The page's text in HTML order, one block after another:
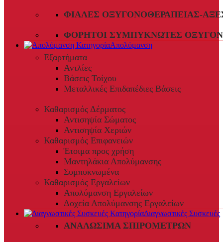
ΦΙΆΛΕΣ ΟΞΥΓΟΝΟΘΕΡΑΠΕΊΑΣ-
ΦΟΡΗΤΟΊ ΣΥΜΠΥΚΝΩΤΈΣ
Απολύμανση
Εξαρτήματα
Αντλίες
Βάσεις Τοίχου
Μεταλλικές Επιδαπέδιες Βάσεις
Καθαρισμός Δέρματος
Αντισηψία Σώματος
Αντισηψία Χεριών
Καθαρισμός Επιφανειών
Έτοιμα προς χρήση
Μαντηλάκια Απολύμανσης
Συμπυκνωμένα
Καθαρισμός Εργαλείων
Απολύμανση Εργαλείων
Δοχεία Απολύμανσης Εργαλείων
Διαγνωστικές Συσκευές
ΑΝΑΛΏΣΙΜΑ ΣΠΙΡΟΜΈΤΡΩΝ